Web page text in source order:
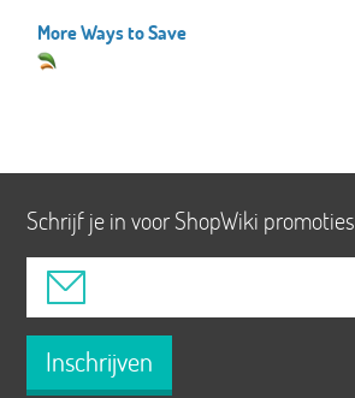
More Ways to Save
Schrijf je in voor ShopWiki promoties
Inschrijven